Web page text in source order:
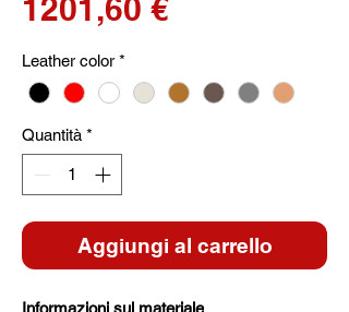
1201,60 €
Leather color *
Quantità *
Aggiungi al carrello